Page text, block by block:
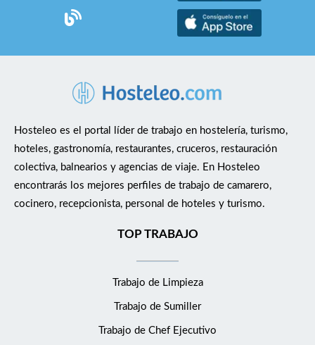
tareas propias de los mismos. · Preparar e higienizar los
alimentos, así como su correcto stock y almacenamiento ·
Realizar trabajos auxiliares en la elaboración de productos. ·
restaurante y cocina, así como de las dependencias de cocina. ·
Cuidar y mantener el material del hotel en buen estado. ·
Revisión del material de uso en la cocina, comunicando
cualquier incidencia. · Cumplir las normas de higiene y
seguridad manteniendo una buena higiene, tanto personal
hotel en su cumplimiento y mejora continua ¿Qué necesitas
Experiencia de 6 meses. · Conocimientos de tareas básicas de
tratamiento y elaboraciones de cocina · Conocimientos del
Incorporación a un equipo estable en un hotel consolidado en
Hosteleo es el portal líder de trabajo en hostelería, turismo,
hoteles, gastronomía, restaurantes, cruceros, restauración
colectiva, balnearios y agencias de viaje. En Hosteleo
encontrarás los mejores perfiles de trabajo de camarero,
cocinero, recepcionista, personal de hoteles y turismo.
TOP TRABAJO
Trabajo de Limpieza
Trabajo de Sumiller
Trabajo de Chef Ejecutivo